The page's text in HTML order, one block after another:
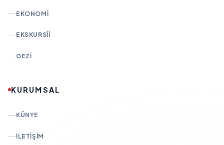
EKONOMI
EKSKURSII
GEZI
KURUMSAL
KÜNYE
İLETIŞIM